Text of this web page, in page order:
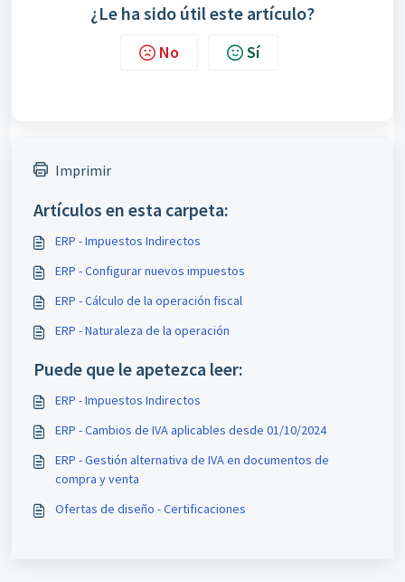
¿Le ha sido útil este artículo?
No Sí
Imprimir
Artículos en esta carpeta:
ERP - Impuestos Indirectos
ERP - Configurar nuevos impuestos
ERP - Cálculo de la operación fiscal
ERP - Naturaleza de la operación
Puede que le apetezca leer:
ERP - Impuestos Indirectos
ERP - Cambios de IVA aplicables desde 01/10/2024
ERP - Gestión alternativa de IVA en documentos de
compra y venta
Ofertas de diseño - Certificaciones